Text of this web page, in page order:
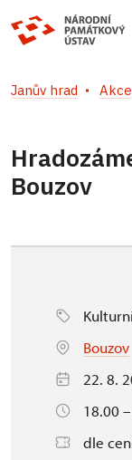
Janův hrad Akce
Bouzov
Bouzov
22. 8.
18.00
dle